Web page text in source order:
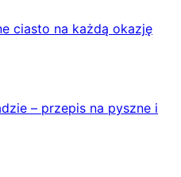
ciasto na każdą okazję
– przepis na pyszne i